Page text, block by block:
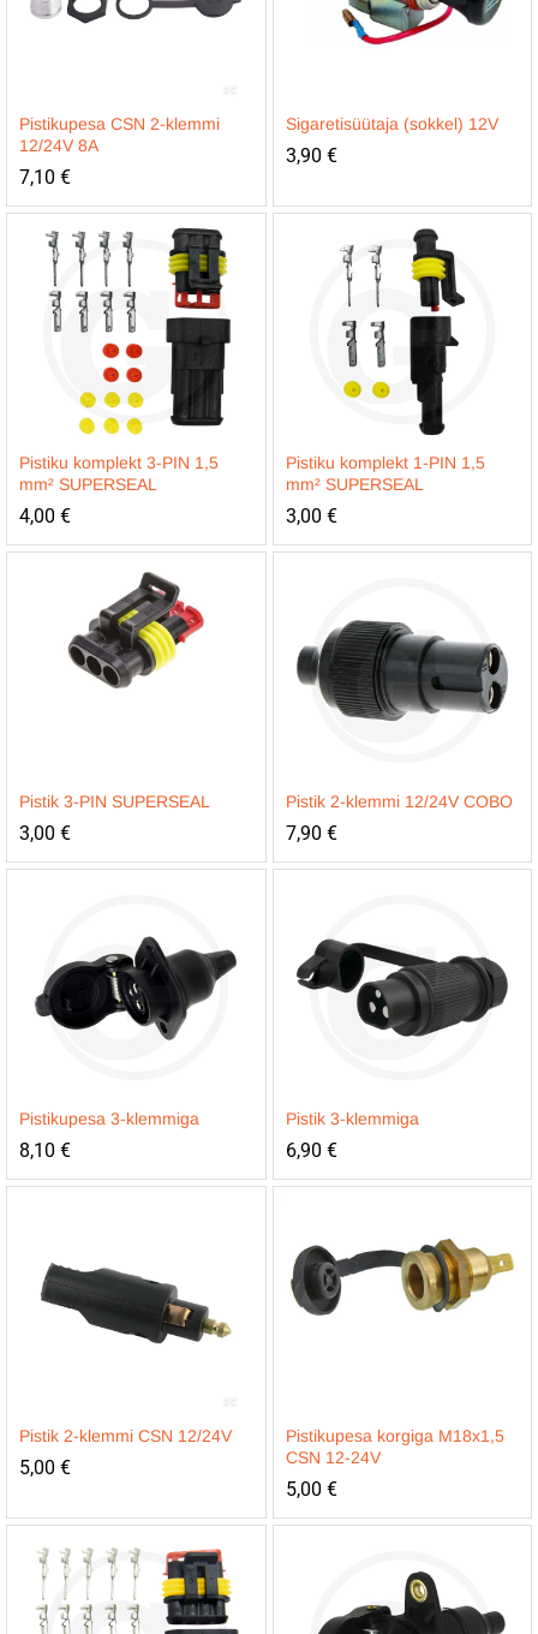
Pistikupesa CSN 2-klemmi
12/24V 8A
7,10 €
Sigaretisüütaja (sokkel) 12V
3,90 €
Pistiku komplekt 3-PIN 1,5
mm² SUPERSEAL
4,00 €
Pistiku komplekt 1-PIN 1,5
mm² SUPERSEAL
3,00 €
Pistik 3-PIN SUPERSEAL
3,00 €
Pistik 2-klemmi 12/24V COBO
7,90 €
Pistikupesa 3-klemmiga
8,10 €
Pistik 3-klemmiga
6,90 €
Pistik 2-klemmi CSN 12/24V
5,00 €
Pistikupesa korgiga M18x1,5
CSN 12-24V
5,00 €